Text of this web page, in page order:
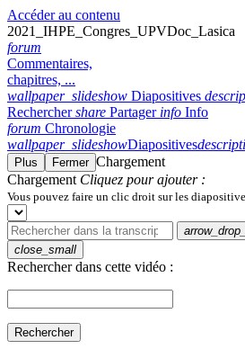
Accéder au contenu
2021_IHPE_Congres_UPVDoc_Lasica
forum
Commentaires,
chapitres, ...
wallpaper_slideshow Diapositives
Rechercher share Partager info Info
forum Chronologie
wallpaper_slideshowDiapositives
Plus Fermer Chargement
Chargement Cliquez pour ajouter :
Vous pouvez faire un clic droit sur les
close_small
Rechercher dans cette vidéo :
Rechercher